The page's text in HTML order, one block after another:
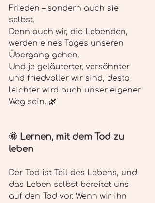
Frieden – sondern auch sie
selbst.
Denn auch wir, die Lebenden,
werden eines Tages unseren
Übergang gehen.
Und je geläuterter, versöhnter
und friedvoller wir sind, desto
leichter wird auch unser eigener
Weg sein. 🌿
🌞 Lernen, mit dem Tod zu
leben
Der Tod ist Teil des Lebens, und
das Leben selbst bereitet uns
auf den Tod vor. Wenn wir ihn